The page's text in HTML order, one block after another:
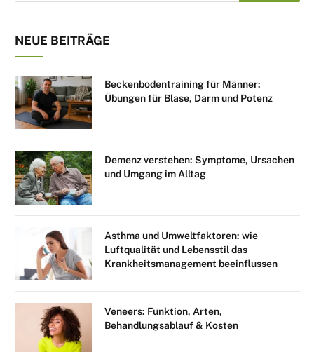
NEUE BEITRÄGE
Beckenbodentraining für Männer:
Übungen für Blase, Darm und Potenz
Demenz verstehen: Symptome, Ursachen
und Umgang im Alltag
Asthma und Umweltfaktoren: wie
Luftqualität und Lebensstil das
Krankheitsmanagement beeinflussen
Veneers: Funktion, Arten,
Behandlungsablauf & Kosten